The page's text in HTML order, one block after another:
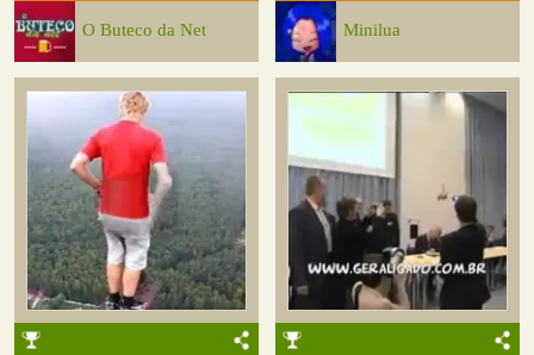
O Buteco da Net Minilua